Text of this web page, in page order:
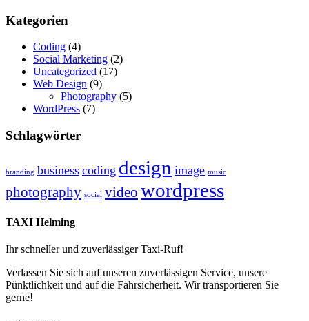
Kategorien
Coding (4)
Social Marketing (2)
Uncategorized (17)
Web Design (9)
Photography (5)
WordPress (7)
Schlagwörter
branding business coding design image music
photography social video wordpress
TAXI Helming
Ihr schneller und zuverlässiger Taxi-Ruf!
Verlassen Sie sich auf unseren zuverlässigen Service, unsere
Pünktlichkeit und auf die Fahrsicherheit. Wir transportieren Sie
gerne!